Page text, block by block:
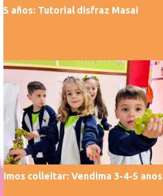
5 años: Tutorial disfraz Masai
Imos colleitar: Vendima 3-4-5 anos